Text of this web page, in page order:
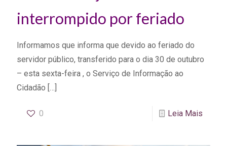
interrompido por feriado
Informamos que informa que devido ao feriado do
servidor público, transferido para o dia 30 de outubro
– esta sexta-feira , o Serviço de Informação ao
Cidadão […]
0 Leia Mais